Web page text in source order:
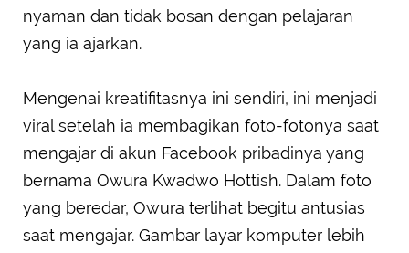
nyaman dan tidak bosan dengan pelajaran
yang ia ajarkan.
Mengenai kreatifitasnya ini sendiri, ini menjadi
viral setelah ia membagikan foto-fotonya saat
mengajar di akun Facebook pribadinya yang
bernama Owura Kwadwo Hottish. Dalam foto
yang beredar, Owura terlihat begitu antusias
saat mengajar. Gambar layar komputer lebih